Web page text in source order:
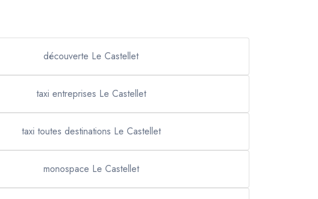
découverte Le Castellet
taxi entreprises Le Castellet
taxi toutes destinations Le Castellet
monospace Le Castellet